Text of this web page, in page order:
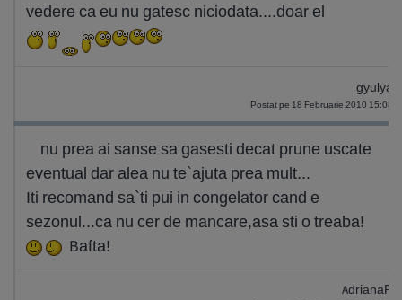
vedere ca eu nu gatesc niciodata....doar el
gyulya
Postat pe 18 Februarie 2010 15:08
nu prea ai sanse sa gasesti decat prune uscate
eventual dar alea nu te`ajuta prea mult...
Iti recomand sa`ti pui in congelator cand e
sezonul...ca nu cer de mancare,asa sti o treaba!
Bafta!
AdrianaR